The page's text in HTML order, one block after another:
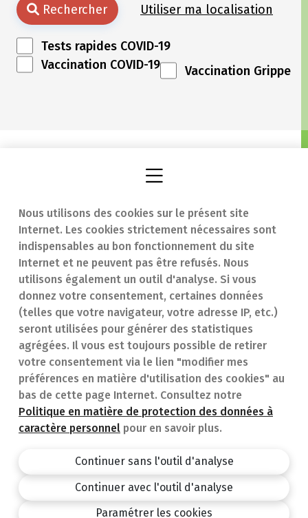
Nous utilisons des cookies sur le présent site
Internet. Les cookies strictement nécessaires sont
indispensables au bon fonctionnement du site
Internet et ne peuvent pas être refusés. Nous
utilisons également un outil d'analyse. Si vous
donnez votre consentement, certaines données
(telles que votre navigateur, votre adresse IP, etc.)
seront utilisées pour générer des statistiques
agrégées. Il vous est toujours possible de retirer
votre consentement via le lien "modifier mes
préférences en matière d'utilisation des cookies" au
bas de cette page Internet. Consultez notre
Politique en matière de protection des données à
caractère personnel pour en savoir plus.
Continuer sans l'outil d'analyse
Continuer avec l'outil d'analyse
Paramétrer les cookies
Rechercher Utiliser ma localisation
Tests rapides COVID-19
Vaccination COVID-19
Vaccination Grippe
Trouver une
pharmacie
Notre expertise
Maladies
Médicaments
En cas d'urgence
Contact
Questions
fréquentes (FAQ)
Pharmacie.be
Privacy policy
Conditions générales
design by